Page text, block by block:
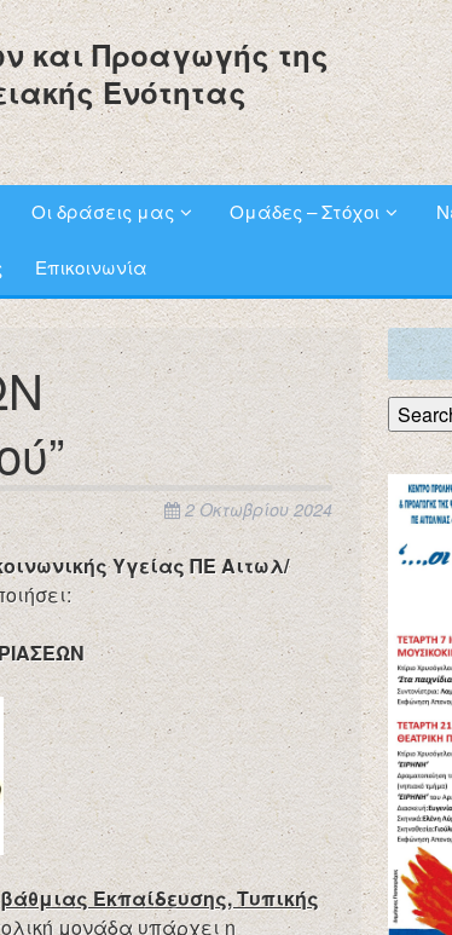
και Προαγωγής της
Ενότητας
Οι δράσεις μας Ομάδες – Στόχοι
Επικοινωνία
2 Οκτωβρίου 2024
Υγείας ΠΕ Αιτωλ/
Εκπαίδευσης, Τυπικής
μονάδα υπάρχει η
Search
for: